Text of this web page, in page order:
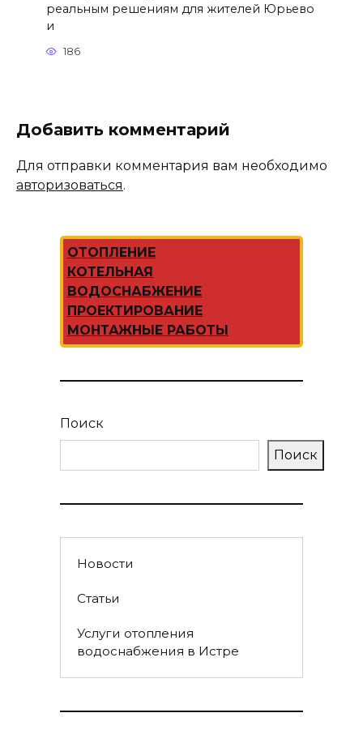
реальным решениям для жителей Юрьево
и
186
Добавить комментарий
Для отправки комментария вам необходимо
авторизоваться.
ОТОПЛЕНИЕ
КОТЕЛЬНАЯ
ВОДОСНАБЖЕНИЕ
ПРОЕКТИРОВАНИЕ
МОНТАЖНЫЕ РАБОТЫ
Поиск
Поиск
Новости
Статьи
Услуги отопления
водоснабжения в Истре